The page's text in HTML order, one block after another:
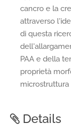
cancro e la
attraverso
di questa
PAA e della
proprietà
microstruttura
Details